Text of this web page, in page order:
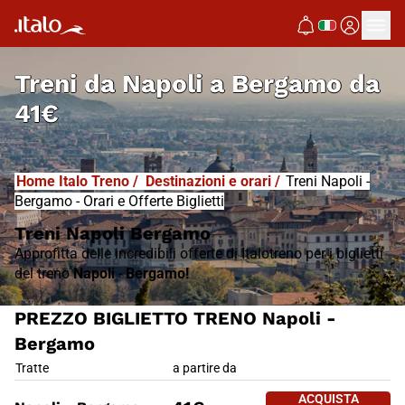
Treni da Napoli a Bergamo da
41€
Home Italo Treno / Destinazioni e orari / Treni Napoli -
Bergamo - Orari e Offerte Biglietti
Treni Napoli Bergamo
Approfitta delle incredibili offerte di Italotreno per i biglietti
del trenoNapoli-Bergamo!
PREZZO BIGLIETTO TRENO Napoli -
Bergamo
PREZZO BIGLIETTO TRENO
Tratte a partire da
ACQUISTA
ACQUISTA
ITABUS